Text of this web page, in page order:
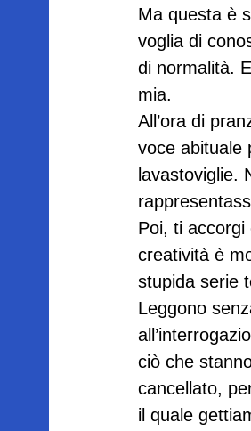
Ma questa è
voglia di
di normalità.
mia.
All’ora di
voce abituale
lavastoviglie.
Poi, ti
creatività è
stupida serie
Leggono
ciò che
cancellato,
il quale